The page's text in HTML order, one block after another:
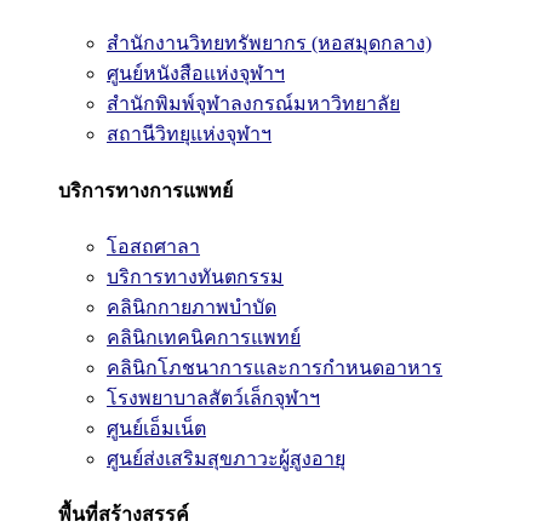
สำนักงานวิทยทรัพยากร (หอสมุดกลาง)
ศูนย์หนังสือแห่งจุฬาฯ
สำนักพิมพ์จุฬาลงกรณ์มหาวิทยาลัย
สถานีวิทยุแห่งจุฬาฯ
บริการทางการแพทย์
โอสถศาลา
บริการทางทันตกรรม
คลินิกกายภาพบำบัด
คลินิกเทคนิคการแพทย์
คลินิกโภชนาการและการกำหนดอาหาร
โรงพยาบาลสัตว์เล็กจุฬาฯ
ศูนย์เอ็มเน็ต
ศูนย์ส่งเสริมสุขภาวะผู้สูงอายุ
พื้นที่สร้างสรรค์